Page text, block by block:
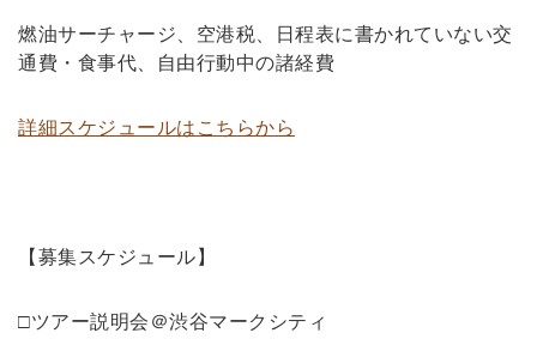
燃油サーチャージ、空港税、日程表に書かれていない交
通費・食事代、自由行動中の諸経費
詳細スケジュールはこちらから
【募集スケジュール】
□ツアー説明会＠渋谷マークシティ